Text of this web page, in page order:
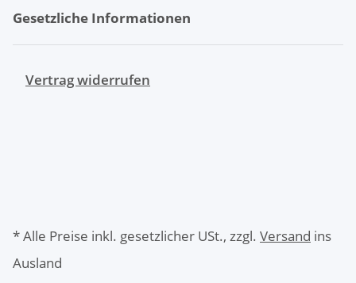
Gesetzliche Informationen
Vertrag widerrufen
* Alle Preise inkl. gesetzlicher USt., zzgl. Versand ins
Ausland